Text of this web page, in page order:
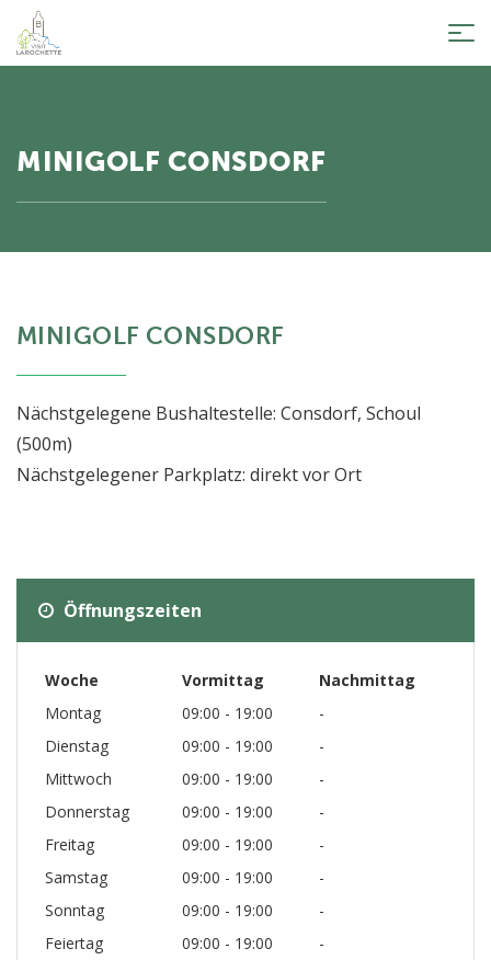
MINIGOLF CONSDORF
MINIGOLF CONSDORF
Nächstgelegene Bushaltestelle: Consdorf, Schoul
(500m)
Nächstgelegener Parkplatz: direkt vor Ort
Öffnungszeiten
Woche Vormittag
Nachmittag
Montag
09:00 - 19:00
-
Dienstag
09:00 - 19:00
-
Mittwoch
09:00 - 19:00
-
Donnerstag
09:00 - 19:00
-
Freitag
09:00 - 19:00
-
Samstag
09:00 - 19:00
-
Sonntag
09:00 - 19:00
-
Feiertag
09:00 - 19:00 -